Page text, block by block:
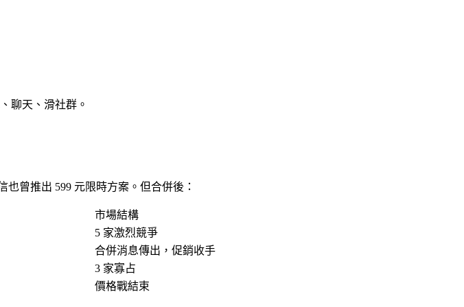
聊天、滑社群。
也曾推出 599 元限時方案。但合併後：
市場結構
5 家激烈競爭
合併消息傳出，促銷收手
3 家寡占
價格戰結束